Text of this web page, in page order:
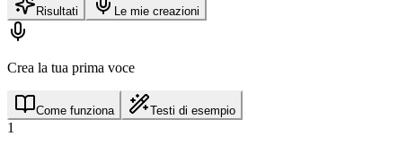
Risultati Le mie creazioni
Crea la tua prima voce
Come funziona Testi di esempio
1